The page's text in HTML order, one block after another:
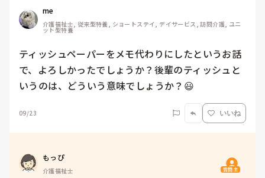
me
介護福祉士, 従来型特養, ショートステイ, デイサービス, 訪問介護, ユニ
ット型特養
ティッシュペーパーをメモ代わりにしたというお話
で、よろしかったでしょうか？後輩のティッシュと
いうのは、どういう意味でしょうか？😃
09/23 いいね
もっぴ
介護福祉士 質問主